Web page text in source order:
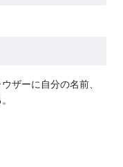
ザーに自分の名前、